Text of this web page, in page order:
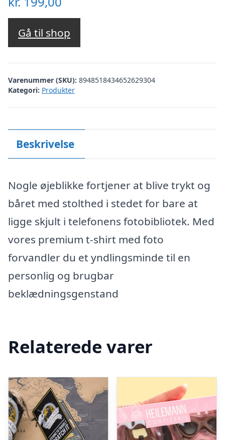
Gå til shop
Varenummer (SKU): 8948518434652629304
Kategori: Produkter
Beskrivelse
Nogle øjeblikke fortjener at blive trykt og
båret med stolthed i stedet for bare at
ligge skjult i telefonens fotobibliotek. Med
vores premium t-shirt med foto
forvandler du et yndlingsminde til en
personlig og brugbar
beklædningsgenstand
Relaterede varer